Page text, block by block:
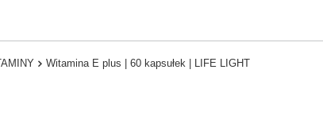
Witamina E plus | 60 kapsułek | LIFE LIGHT